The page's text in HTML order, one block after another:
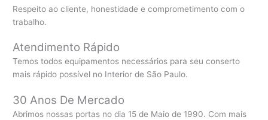
Respeito ao cliente, honestidade e comprometimento com o
trabalho.
Atendimento Rápido
Temos todos equipamentos necessários para seu conserto
mais rápido possível no Interior de São Paulo.
30 Anos De Mercado
Abrimos nossas portas no dia 15 de Maio de 1990. Com mais